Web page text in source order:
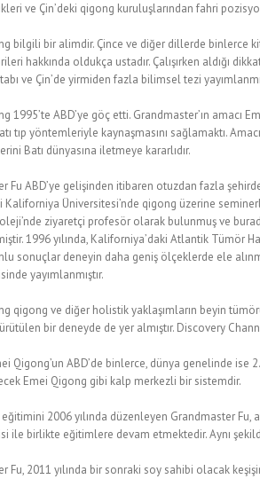
ve Çin’deki qigong kuruluşlarından fahri
bilgili bir alimdir. Çince ve diğer dillerde binlerce
hakkında oldukça ustadır. Çalışırken aldığı
ve Çin’de yirmiden fazla bilimsel tezi
1995’te ABD’ye göç etti. Grandmaster’ın
tıp yöntemleriyle kaynaşmasını sağlamaktı.
Batı dünyasına iletmeye kararlıdır.
Fu ABD’ye gelişinden itibaren otuzdan fazla
Kaliforniya Üniversitesi’nde qigong üzerine
ziyaretçi profesör olarak bulunmuş ve
1996 yılında, Kaliforniya’daki Atlantik Tümör
sonuçlar deneyin daha geniş ölçeklerde ele
yayımlanmıştır.
qigong ve diğer holistik yaklaşımların beyin
bir deneyde de yer almıştır. Discovery
Qigong’un ABD’de binlerce, dünya genelinde
Emei Qigong gibi kalp merkezli bir sistemdir.
2006 yılında düzenleyen Grandmaster
ile birlikte eğitimlere devam etmektedir. Aynı
Fu, 2011 yılında bir sonraki soy sahibi olacak